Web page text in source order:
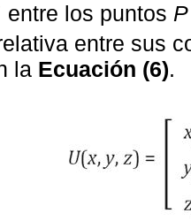
entre los puntos P
entre sus
la Ecuación (6).